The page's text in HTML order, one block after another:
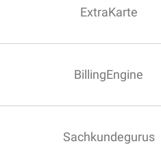
ExtraKarte
BillingEngine
Sachkundegurus